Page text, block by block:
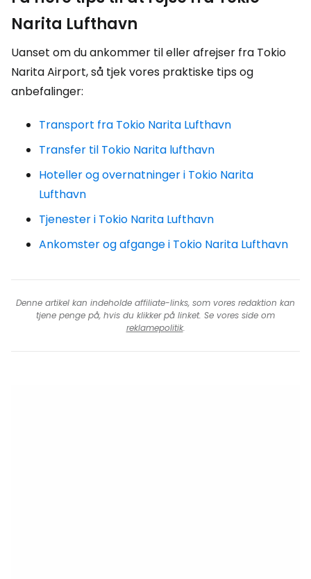
Narita Lufthavn
Uanset om du ankommer til eller afrejser fra Tokio
Narita Airport, så tjek vores praktiske tips og
anbefalinger:
Transport fra Tokio Narita Lufthavn
Transfer til Tokio Narita lufthavn
Hoteller og overnatninger i Tokio Narita
Lufthavn
Tjenester i Tokio Narita Lufthavn
Ankomster og afgange i Tokio Narita Lufthavn
Denne artikel kan indeholde affiliate-links, som vores redaktion kan
tjene penge på, hvis du klikker på linket. Se vores side om
reklamepolitik.